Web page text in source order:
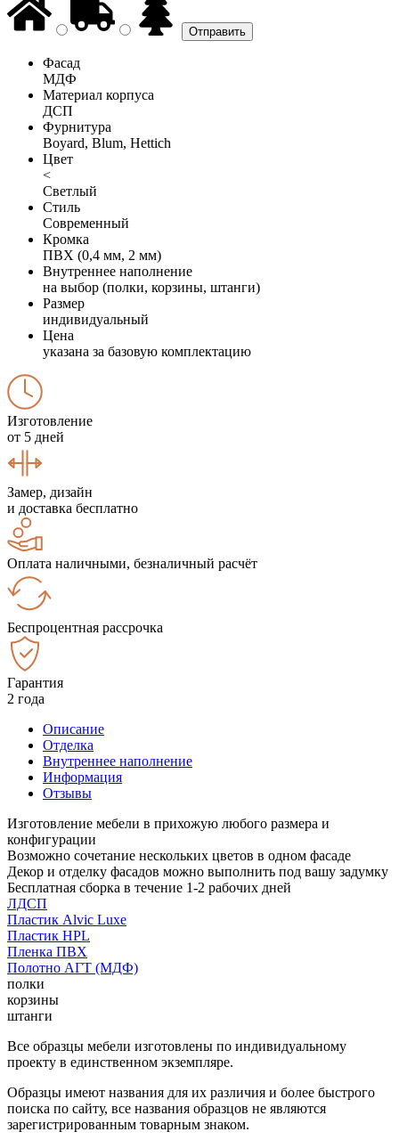
Фасад
МДФ
Материал корпуса
ДСП
Фурнитура
Boyard, Blum, Hettich
Цвет
<
Светлый
Стиль
Современный
Кромка
ПВХ (0,4 мм, 2 мм)
Внутреннее наполнение
на выбор (полки, корзины, штанги)
Размер
индивидуальный
Цена
указана за базовую комплектацию
Изготовление
от 5 дней
Замер, дизайн
и доставка бесплатно
Оплата наличными, безналичный расчёт
Беспроцентная рассрочка
Гарантия
2 года
Описание
Отделка
Внутреннее наполнение
Информация
Отзывы
Изготовление мебели в прихожую любого размера и
конфигурации
Возможно сочетание нескольких цветов в одном фасаде
Декор и отделку фасадов можно выполнить под вашу задумку
Бесплатная сборка в течение 1-2 рабочих дней
ЛДСП
Пластик Alvic Luxe
Пластик HPL
Пленка ПВХ
Полотно АГТ (МДФ)
полки
корзины
штанги
Все образцы мебели изготовлены по индивидуальному
проекту в единственном экземпляре.
Образцы имеют названия для их различия и более быстрого
поиска по сайту, все названия образцов не являются
зарегистрированным товарным знаком.